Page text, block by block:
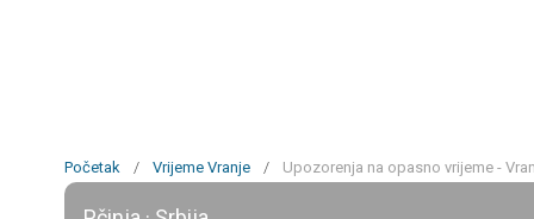
Početak / Vrijeme Vranje / Upozorenja na opasno vrijeme -